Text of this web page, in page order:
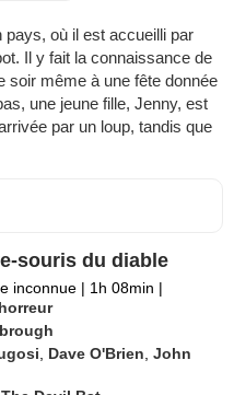
pays, où il est accueilli par
Il y fait la connaissance de
soir même à une fête donnée
une jeune fille, Jenny, est
par un loup, tandis que
souris du diable
inconnue | 1h 08min |
Dave O'Brien ,John